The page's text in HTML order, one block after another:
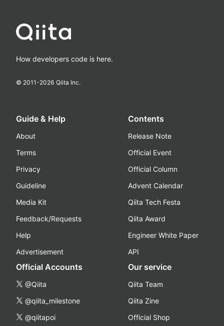
How developers code is here.
© 2011-2026 Qiita Inc.
Guide & Help
About
Terms
Privacy
Guideline
Media Kit
Feedback/Requests
Help
Advertisement
Contents
Release Note
Official Event
Official Column
Advent Calendar
Qiita Tech Festa
Qiita Award
Engineer White Paper
API
Official Accounts
@Qiita
@qiita_milestone
@qiitapoi
Our service
Qiita Team
Qiita Zine
Official Shop